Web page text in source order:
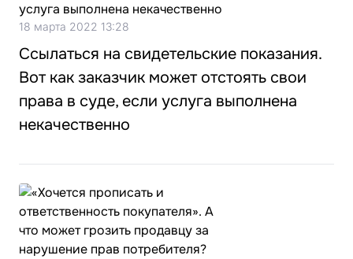
18 марта 2022 13:28
Ссылаться на свидетельские показания.
Вот как заказчик может отстоять свои
права в суде, если услуга выполнена
некачественно